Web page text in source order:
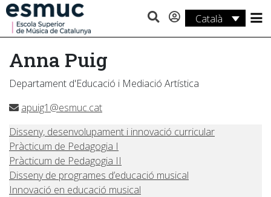
Català
Estudis
Recerca
Serveis
Anna Puig
Departament d'Educació i Mediació Artística
apuig1@esmuc.cat
Disseny, desenvolupament i innovació curricular
Pràcticum de Pedagogia I
Pràcticum de Pedagogia II
Disseny de programes d’educació musical
Innovació en educació musical